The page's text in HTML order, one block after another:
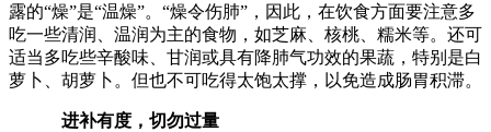
露的“燥”是“温燥”。“燥令伤肺”，因此，在饮食方面要注意多
吃一些清润、温润为主的食物，如芝麻、核桃、糯米等。还可
适当多吃些辛酸味、甘润或具有降肺气功效的果蔬，特别是白
萝卜、胡萝卜。但也不可吃得太饱太撑，以免造成肠胃积滞。
进补有度，切勿过量